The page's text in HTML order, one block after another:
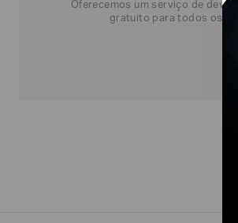
Oferecemos um serviço de
gratuito para todos os